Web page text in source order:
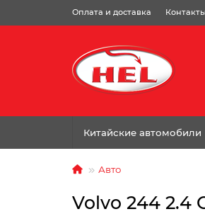
Оплата и доставка Контакты
Китайские автомобили
Авто
Volvo 244 2.4